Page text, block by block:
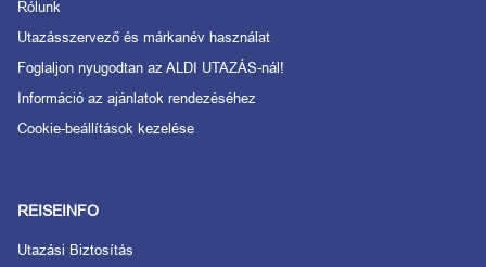
Rólunk
Utazásszervező és márkanév használat
Foglaljon nyugodtan az ALDI UTAZÁS-nál!
Információ az ajánlatok rendezéséhez
Cookie-beállítások kezelése
REISEINFO
Utazási Biztosítás